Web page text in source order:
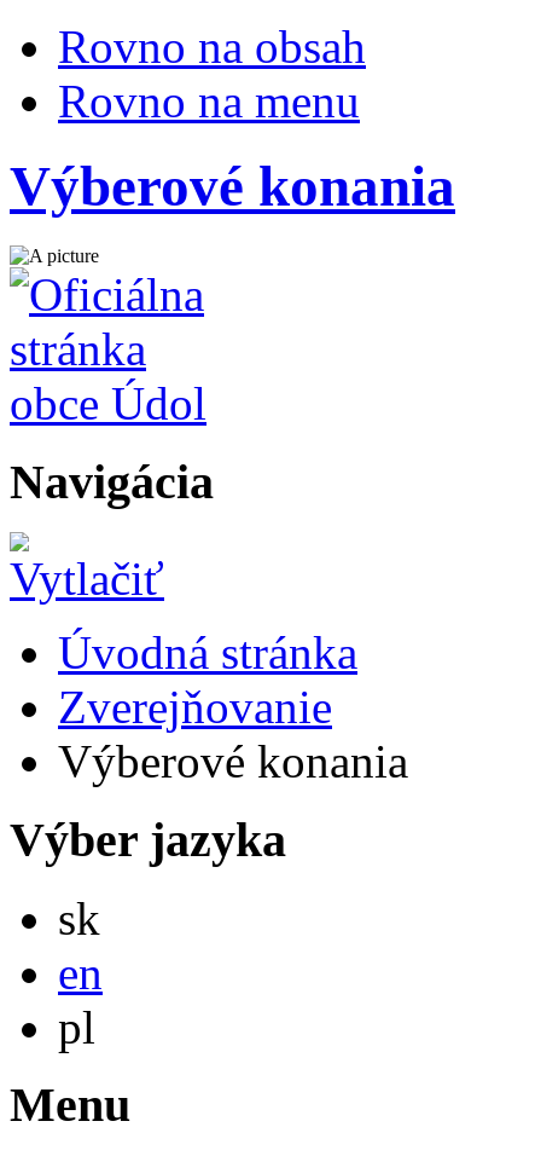
Rovno na obsah
Rovno na menu
Výberové konania
Navigácia
Úvodná stránka
Zverejňovanie
Výberové konania
Výber jazyka
sk
en
pl
Menu